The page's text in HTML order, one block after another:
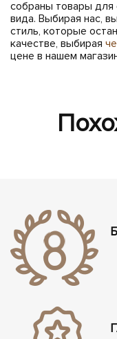
собраны товары для
вида. Выбирая нас,
стиль, которые
качестве, выбирая
цене в нашем